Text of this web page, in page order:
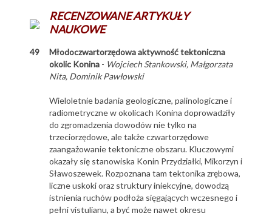
RECENZOWANE ARTYKUŁY
NAUKOWE
49
Młodoczwartorzędowa aktywność tektoniczna
okolic Konina- Wojciech Stankowski, Małgorzata
Nita, Dominik Pawłowski
Wieloletnie badania geologiczne, palinologiczne i
radiometryczne w okolicach Konina doprowadziły
do zgromadzenia dowodów nie tylko na
trzeciorzędowe, ale także czwartorzędowe
zaangażowanie tektoniczne obszaru. Kluczowymi
okazały się stanowiska Konin Przydziałki, Mikorzyn i
Sławoszewek. Rozpoznana tam tektonika zrębowa,
liczne uskoki oraz struktury iniekcyjne, dowodzą
istnienia ruchów podłoża sięgających wczesnego i
pełni vistulianu, a być może nawet okresu